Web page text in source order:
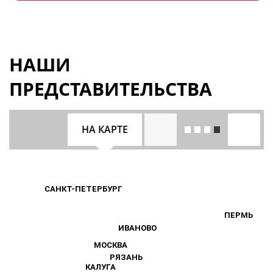
НАШИ
ПРЕДСТАВИТЕЛЬСТВА
МОСКВА
САНКТ-ПЕТЕРБУРГ
ИВАНОВО
КАЛУГА
ПЕРМЬ
РЯЗАНЬ
МОСКВА
САНКТ-ПЕТЕРБУРГ
ИВАНОВО
КАЛУГА
ПЕРМЬ
РЯЗАНЬ
НА КАРТЕ